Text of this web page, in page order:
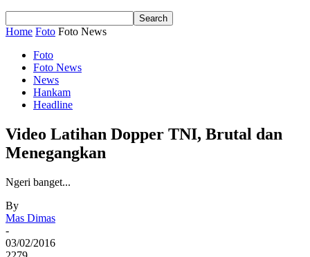
Home Foto Foto News
Foto
Foto News
News
Hankam
Headline
Video Latihan Dopper TNI, Brutal dan
Menegangkan
Ngeri banget...
By
Mas Dimas
-
03/02/2016